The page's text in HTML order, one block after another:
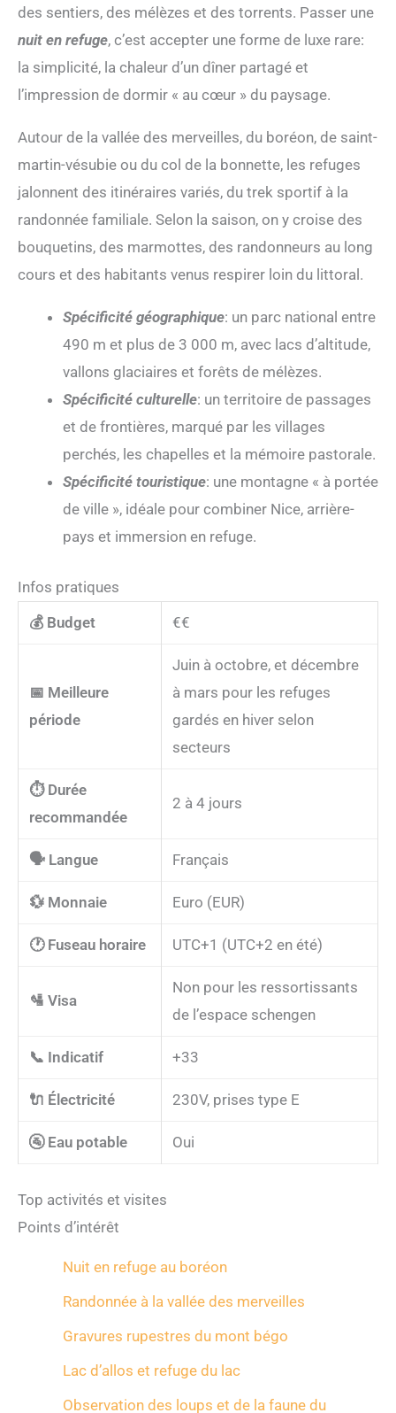
des sentiers, des mélèzes et des torrents. Passer une
nuit en refuge, c’est accepter une forme de luxe rare:
la simplicité, la chaleur d’un dîner partagé et
l’impression de dormir « au cœur » du paysage.
Autour de la vallée des merveilles, du boréon, de saint-
martin-vésubie ou du col de la bonnette, les refuges
jalonnent des itinéraires variés, du trek sportif à la
randonnée familiale. Selon la saison, on y croise des
bouquetins, des marmottes, des randonneurs au long
cours et des habitants venus respirer loin du littoral.
Spécificité géographique: un parc national entre
490 m et plus de 3 000 m, avec lacs d’altitude,
vallons glaciaires et forêts de mélèzes.
Spécificité culturelle: un territoire de passages
et de frontières, marqué par les villages
perchés, les chapelles et la mémoire pastorale.
Spécificité touristique: une montagne « à portée
de ville », idéale pour combiner Nice, arrière-
pays et immersion en refuge.
Infos pratiques
💰 Budget
€€
📅 Meilleure
période
Juin à octobre, et décembre
à mars pour les refuges
gardés en hiver selon
secteurs
⏱️ Durée
recommandée
2 à 4 jours
🗣️ Langue Français
💱 Monnaie Euro (EUR)
🕐 Fuseau horaire UTC+1 (UTC+2 en été)
🛂 Visa
Non pour les ressortissants
de l’espace schengen
📞 Indicatif +33
🔌 Électricité 230V, prises type E
🚰 Eau potable Oui
Top activités et visites
Points d’intérêt
Nuit en refuge au boréon
Randonnée à la vallée des merveilles
Gravures rupestres du mont bégo
Lac d’allos et refuge du lac
Observation des loups et de la faune du